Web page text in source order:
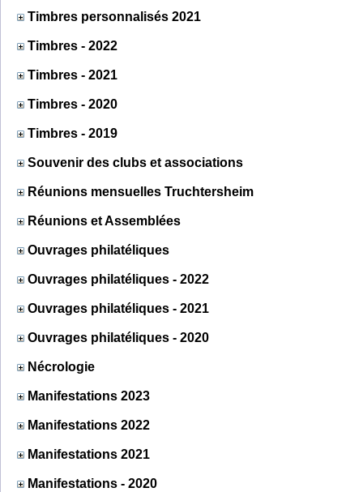
Timbres personnalisés 2021
Timbres - 2022
Timbres - 2021
Timbres - 2020
Timbres - 2019
Souvenir des clubs et associations
Réunions mensuelles Truchtersheim
Réunions et Assemblées
Ouvrages philatéliques
Ouvrages philatéliques - 2022
Ouvrages philatéliques - 2021
Ouvrages philatéliques - 2020
Nécrologie
Manifestations 2023
Manifestations 2022
Manifestations 2021
Manifestations - 2020